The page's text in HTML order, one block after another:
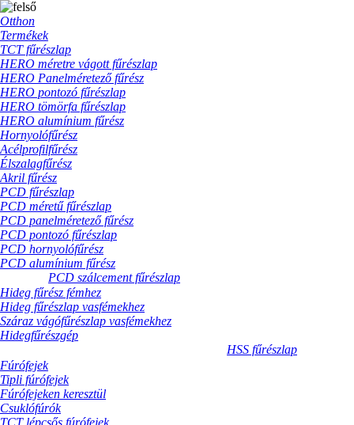
Otthon
Termékek
TCT fűrészlap
HERO méretre vágott fűrészlap
HERO Panelméretező fűrész
HERO pontozó fűrészlap
HERO tömörfa fűrészlap
HERO alumínium fűrész
Hornyolófűrész
Acélprofilfűrész
Élszalagfűrész
Akril fűrész
PCD fűrészlap
PCD méretű fűrészlap
PCD panelméretező fűrész
PCD pontozó fűrészlap
PCD hornyolófűrész
PCD alumínium fűrész
PCD szálcement fűrészlap
Hideg fűrész fémhez
Hideg fűrészlap vasfémekhez
Száraz vágófűrészlap vasfémekhez
Hidegfűrészgép
HSS fűrészlap
Fúrófejek
Tipli fúrófejek
Fúrófejeken keresztül
Csuklófúrók
TCT lépcsős fúrófejek